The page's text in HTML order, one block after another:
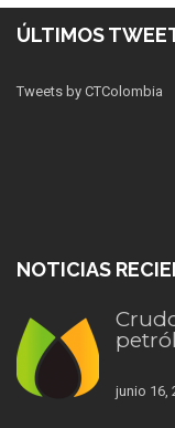
ÚLTIMOS
Tweets by CTColombia
NOTICIAS
junio 16,